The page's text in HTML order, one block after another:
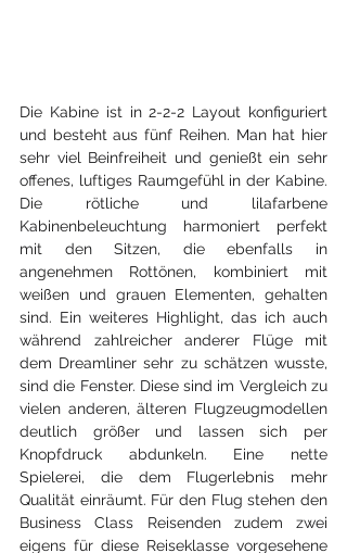
Die Kabine ist in 2-2-2 Layout konfiguriert
und besteht aus fünf Reihen. Man hat hier
sehr viel Beinfreiheit und genießt ein sehr
offenes, luftiges Raumgefühl in der Kabine.
Die rötliche und lilafarbene
Kabinenbeleuchtung harmoniert perfekt
mit den Sitzen, die ebenfalls in
angenehmen Rottönen, kombiniert mit
weißen und grauen Elementen, gehalten
sind. Ein weiteres Highlight, das ich auch
während zahlreicher anderer Flüge mit
dem Dreamliner sehr zu schätzen wusste,
sind die Fenster. Diese sind im Vergleich zu
vielen anderen, älteren Flugzeugmodellen
deutlich größer und lassen sich per
Knopfdruck abdunkeln. Eine nette
Spielerei, die dem Flugerlebnis mehr
Qualität einräumt. Für den Flug stehen den
Business Class Reisenden zudem zwei
eigens für diese Reiseklasse vorgesehene